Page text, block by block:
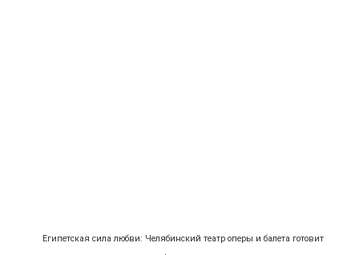
Египетская сила любви: Челябинский театр оперы и балета готовит